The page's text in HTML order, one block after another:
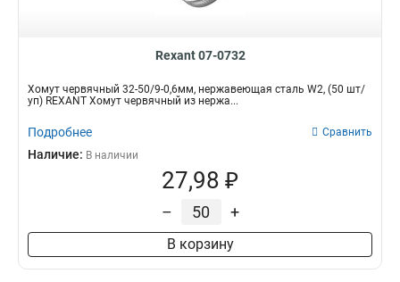
Rexant 07-0732
Хомут червячный 32-50/9-0,6мм, нержавеющая сталь W2, (50 шт/
уп) REXANT Хомут червячный из нержа...
Подробнее Сравнить
Наличие: В наличии
27,98 ₽
– +
В корзину